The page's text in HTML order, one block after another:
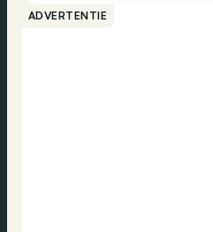
ADVERTENTIE